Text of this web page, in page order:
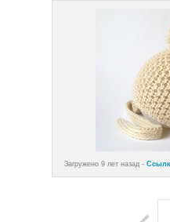
Загружено 9 лет назад -